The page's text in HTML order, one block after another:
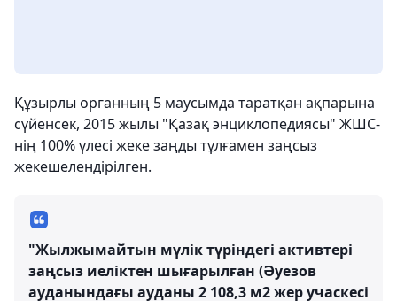
Құзырлы органның 5 маусымда таратқан ақпарына
сүйенсек, 2015 жылы "Қазақ энциклопедиясы" ЖШС-
нің 100% үлесі жеке заңды тұлғамен заңсыз
жекешелендірілген.
"Жылжымайтын мүлік түріндегі активтері
заңсыз иеліктен шығарылған (Әуезов
ауданындағы ауданы 2 108,3 м2 жер учаскесі